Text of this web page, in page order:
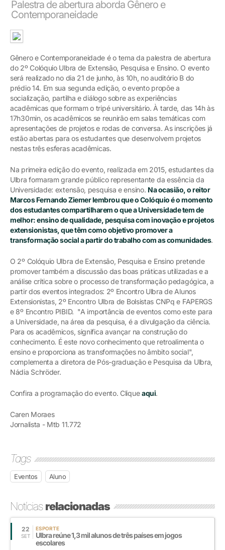
Palestra de abertura aborda Gênero e
Contemporaneidade
Gênero e Contemporaneidade é o tema da palestra de abertura
do 2º Colóquio Ulbra de Extensão, Pesquisa e Ensino. O evento
será realizado no dia 21 de junho, às 10h, no auditório B do
prédio 14. Em sua segunda edição, o evento propõe a
socialização, partilha e diálogo sobre as experiências
acadêmicas que formam o tripé universitário. À tarde, das 14h às
17h30min, os acadêmicos se reunirão em salas temáticas com
apresentações de projetos e rodas de conversa. As inscrições já
estão abertas para os estudantes que desenvolvem projetos
nestas três esferas acadêmicas.
Na primeira edição do evento, realizada em 2015, estudantes da
Ulbra formaram grande público representante da essência da
Universidade: extensão, pesquisa e ensino. Na ocasião, o reitor
Marcos Fernando Ziemer lembrou que o Colóquio é o momento
dos estudantes compartilharem o que a Universidade tem de
melhor: ensino de qualidade, pesquisa com inovação e projetos
extensionistas, que têm como objetivo promover a
transformação social a partir do trabalho com as comunidades.
O 2º Colóquio Ulbra de Extensão, Pesquisa e Ensino pretende
promover também a discussão das boas práticas utilizadas e a
análise crítica sobre o processo de transformação pedagógica, a
partir dos eventos integrados: 2º Encontro Ulbra de Alunos
Extensionistas, 2º Encontro Ulbra de Bolsistas CNPq e FAPERGS
e 8º Encontro PIBID. "A importância de eventos como este para
a Universidade, na área da pesquisa, é a divulgação da ciência.
Para os acadêmicos, significa avançar na construção do
conhecimento. É este novo conhecimento que retroalimenta o
ensino e proporciona as transformações no âmbito social",
complementa a diretora de Pós-graduação e Pesquisa da Ulbra,
Nádia Schröder.
Confira a programação do evento. Cliqueaqui.
Caren Moraes
Jornalista - Mtb 11.772
Tags
Eventos Aluno
Notíciasrelacionadas
22
SET
ESPORTE
Ulbra reúne 1,3 mil alunos de três países em jogos
escolares